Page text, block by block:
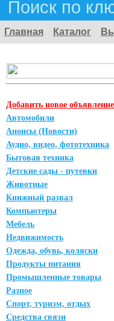
Поиск по
Главная Каталог
Добавить новое объявление
Автомобили
Анонсы (Новости)
Аудио, видео, фототехника
Бытовая техника
Детские сады - путевки
Животные
Книжный развал
Компьютеры
Мебель
Недвижимость
Одежда, обувь, коляски
Продукты питания
Промышленные товары
Разное
Спорт, туризм, отдых
Средства связи